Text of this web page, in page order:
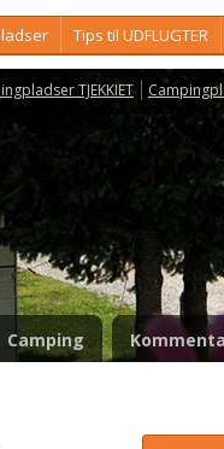
Tips til UDFLUGTER
TJEKKIET
Camping